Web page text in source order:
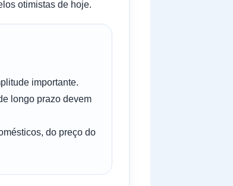
otimistas de hoje.
importante.
longo prazo devem
do preço do